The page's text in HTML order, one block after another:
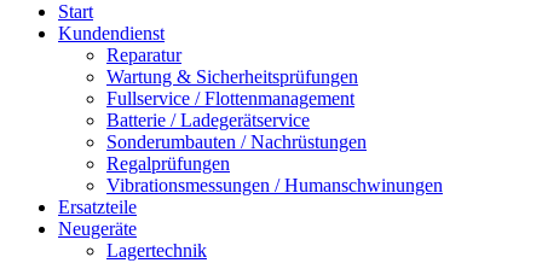
Start
Kundendienst
Reparatur
Wartung & Sicherheitsprüfungen
Fullservice / Flottenmanagement
Batterie / Ladegerätservice
Sonderumbauten / Nachrüstungen
Regalprüfungen
Vibrationsmessungen / Humanschwinungen
Ersatzteile
Neugeräte
Lagertechnik